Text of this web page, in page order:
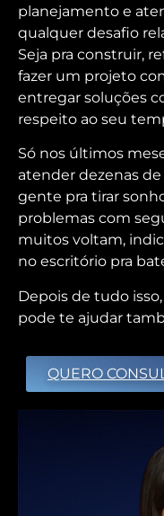
QUERO
planejamento e
qualquer desafio
Seja pra construir,
fazer um projeto
entregar soluções
respeito ao seu
Só nos últimos
atender dezenas
gente pra tirar
problemas com
muitos voltam,
no escritório pra
Depois de tudo
pode te ajudar